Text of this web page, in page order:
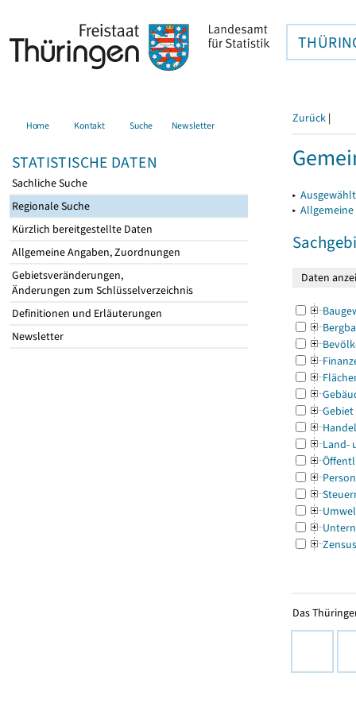
Home Kontakt Suche Newsletter
STATISTISCHE DATEN
Sachliche Suche
Regionale Suche
Kürzlich bereitgestellte Daten
Allgemeine Angaben, Zuordnungen
Gebietsveränderungen,
Änderungen zum Schlüsselverzeichnis
Definitionen und Erläuterungen
Newsletter
Zurück |
▸
▸
Gebiet
Land-
Zensus
Das